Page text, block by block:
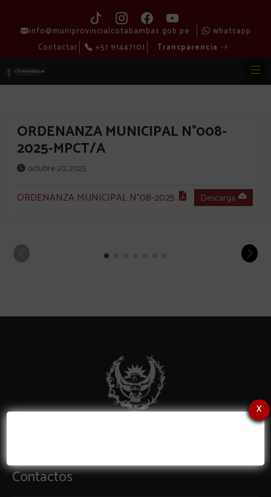
info@muniprovincialcotabambas.gob.pe
whatsapp
Contactar
+51 91447101 Transparencia
ORDENANZA MUNICIPAL N°008-
2025-MPCT/A
octubre 20, 2025
ORDENANZA MUNICIPAL N°08-2025 Descarga
x
Contactos